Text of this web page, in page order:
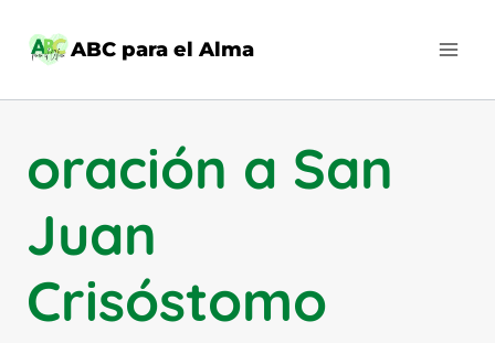
ABC para el Alma
oración a San
Juan
Crisóstomo